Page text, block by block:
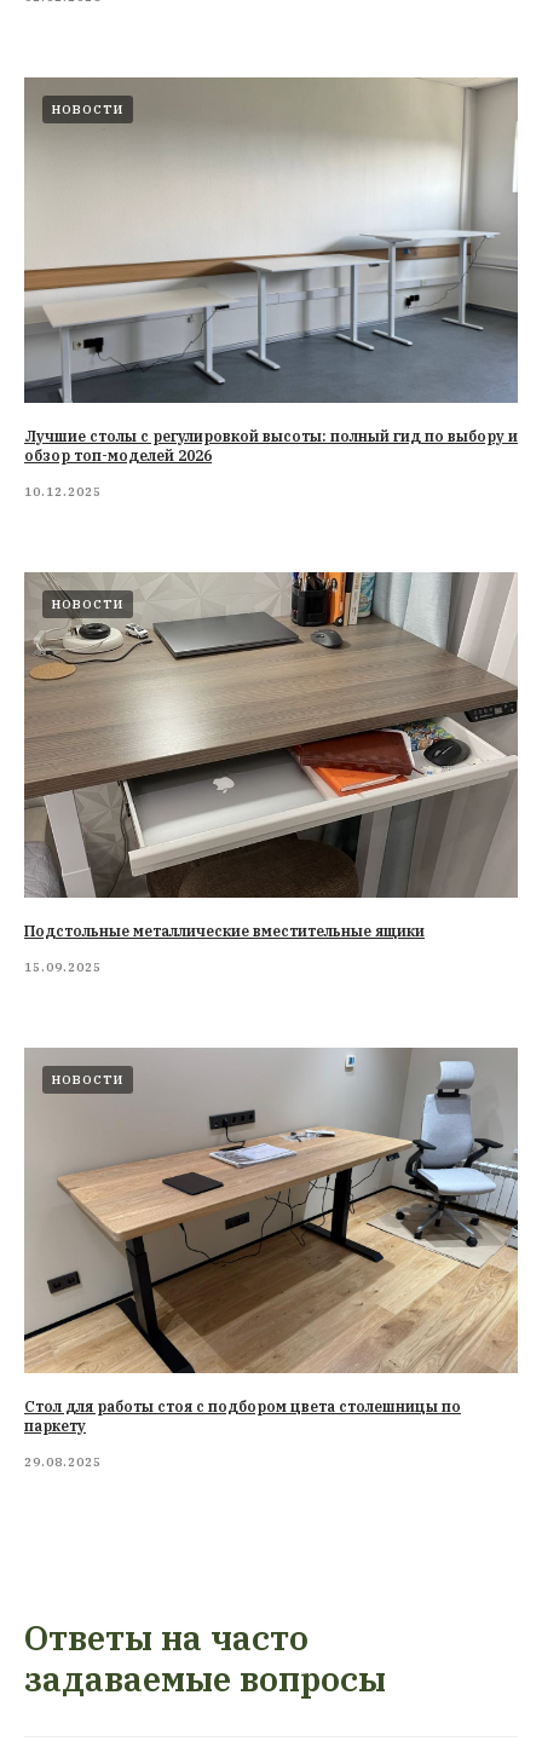
НОВОСТИ
Лучшие столы с регулировкой высоты: полный гид по выбору и
обзор топ-моделей 2026
10.12.2025
НОВОСТИ
Подстольные металлические вместительные ящики
15.09.2025
НОВОСТИ
Стол для работы стоя с подбором цвета столешницы по
паркету
29.08.2025
Ответы на часто
задаваемые вопросы